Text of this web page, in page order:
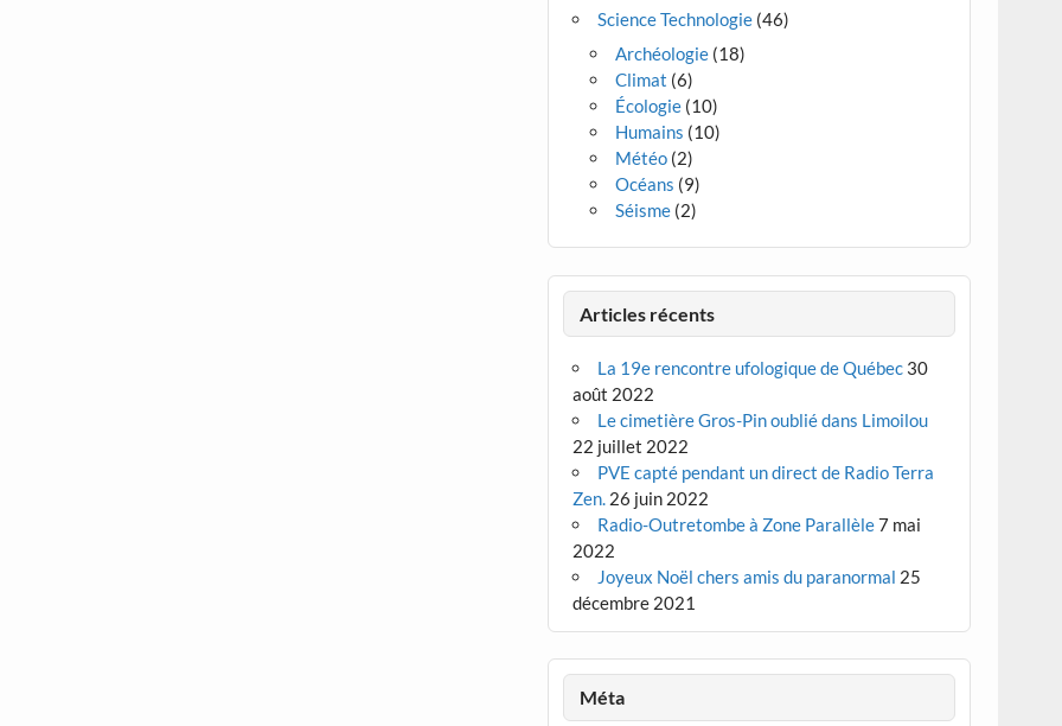
Science Technologie (46)
Archéologie (18)
Climat (6)
Écologie (10)
Humains (10)
Météo (2)
Océans (9)
Séisme (2)
Articles récents
La 19e rencontre ufologique de Québec 30
août 2022
Le cimetière Gros-Pin oublié dans Limoilou
22 juillet 2022
PVE capté pendant un direct de Radio Terra
Zen. 26 juin 2022
Radio-Outretombe à Zone Parallèle7 mai
2022
Joyeux Noël chers amis du paranormal 25
décembre 2021
Méta